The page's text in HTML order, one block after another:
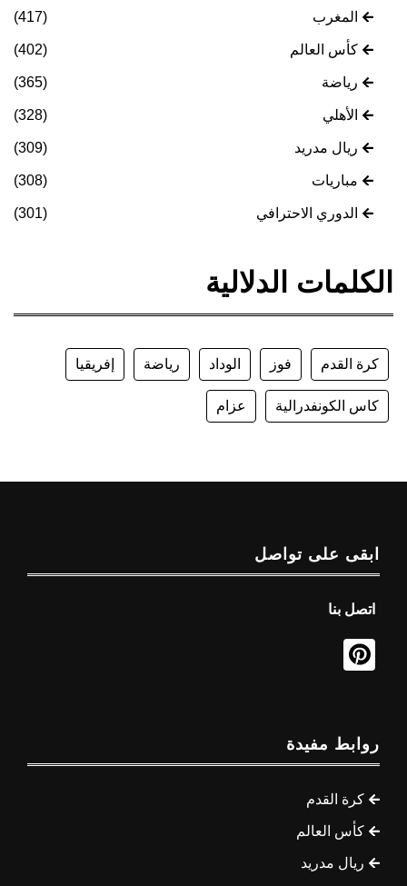
المغرب (417)
كأس العالم (402)
رياضة (365)
الأهلي (328)
ريال مدريد (309)
مباريات (308)
الدوري الاحترافي (301)
الكلمات الدلالية
كرة القدم فوز الوداد رياضة إفريقيا
كاس الكونفدرالية عزام
ابقى على تواصل
اتصل بنا
روابط مفيدة
كرة القدم
كأس العالم
ريال مدريد